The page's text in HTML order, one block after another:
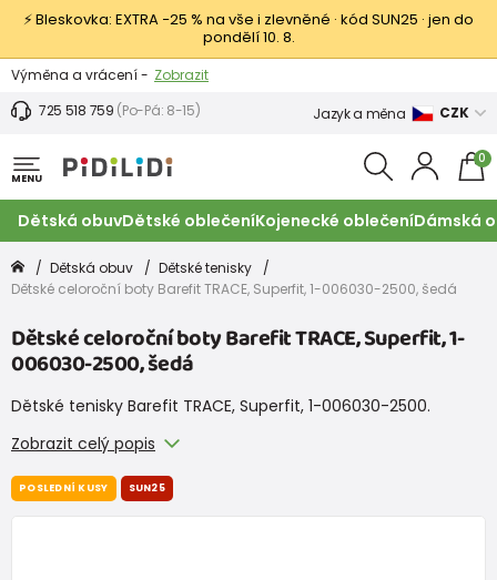
⚡ Bleskovka: EXTRA −25 % na vše i zlevněné · kód SUN25 · jen do
pondělí 10. 8.
Výměna a vrácení - Zobrazit
Sleva 100 Kč na první nákup -
725 518 759 (Po-Pá: 8-15) Jazyk a měna CZK
MENU
0
Dětská obuvDětské oblečeníKojenecké oblečeníDámská
Dětská obuv
Dětské tenisky
Dětské celoroční boty Barefit TRACE, Superfit, 1-006030-2500, šedá
Dětské celoroční boty Barefit TRACE, Superfit, 1-
006030-2500, šedá
Dětské tenisky Barefit TRACE, Superfit, 1-006030-2500.
Zobrazit celý popis
POSLEDNÍ KUSY SUN25